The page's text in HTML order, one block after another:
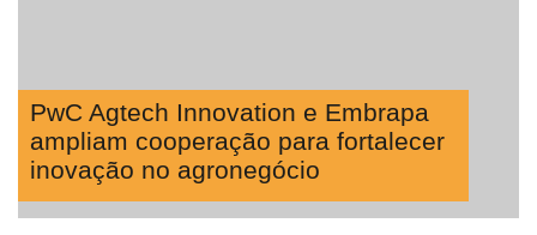
PwC Agtech Innovation e Embrapa
ampliam cooperação para fortalecer
inovação no agronegócio